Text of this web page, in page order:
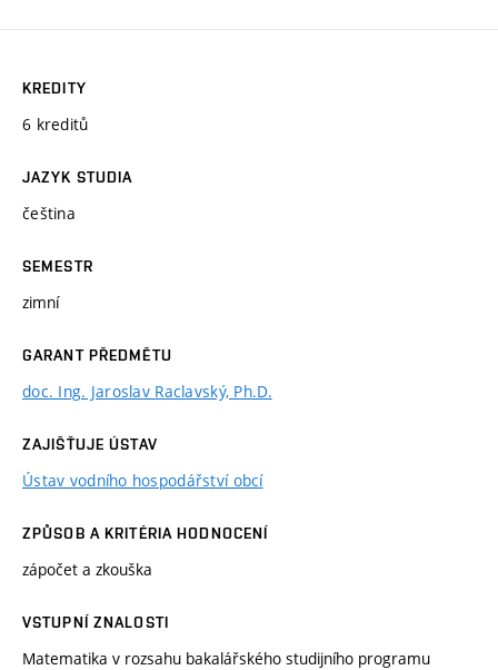
KREDITY
6 kreditů
JAZYK STUDIA
čeština
SEMESTR
zimní
GARANT PŘEDMĚTU
doc. Ing. Jaroslav Raclavský, Ph.D.
ZAJIŠŤUJE ÚSTAV
Ústav vodního hospodářství obcí
ZPŮSOB A KRITÉRIA HODNOCENÍ
zápočet a zkouška
VSTUPNÍ ZNALOSTI
Matematika v rozsahu bakalářského studijního programu